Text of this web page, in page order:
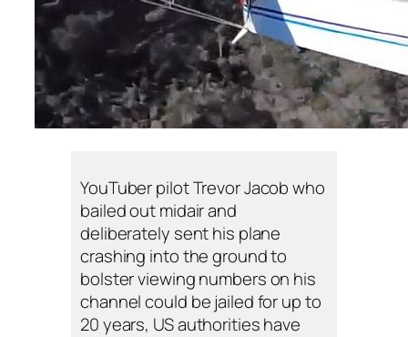
YouTuber pilot Trevor Jacob who
bailed out midair and
deliberately sent his plane
crashing into the ground to
bolster viewing numbers on his
channel could be jailed for up to
20 years, US authorities have